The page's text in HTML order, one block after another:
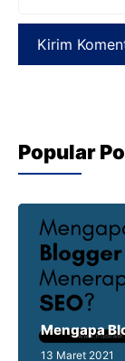
Popular
Mengapa
13 Maret 2021